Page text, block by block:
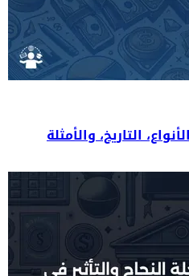
التاريخ، والأمثلة